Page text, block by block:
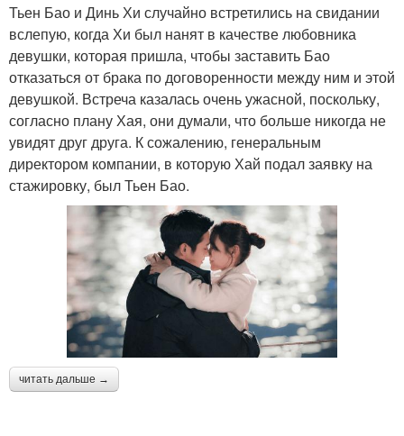
Тьен Бао и Динь Хи случайно встретились на свидании
вслепую, когда Хи был нанят в качестве любовника
девушки, которая пришла, чтобы заставить Бао
отказаться от брака по договоренности между ним и этой
девушкой. Встреча казалась очень ужасной, поскольку,
согласно плану Хая, они думали, что больше никогда не
увидят друг друга. К сожалению, генеральным
директором компании, в которую Хай подал заявку на
стажировку, был Тьен Бао.
читать дальше →